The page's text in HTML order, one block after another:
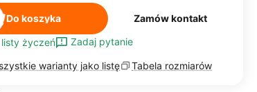
Do koszyka Zamów kontakt
życzeń Zadaj pytanie
warianty jako listę Tabela rozmiarów